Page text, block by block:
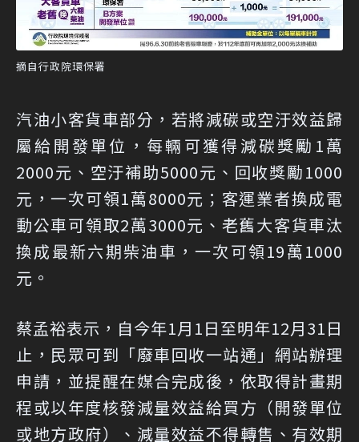
摘自行政院環保署
汽油小客貨車部分，若將減碳或空汙效益歸
屬給開發單位，每輛可獲得減碳獎勵1萬
2000元、空汙補助5000元、回收獎勵1000
元，一次可領1萬8000元；客運業者換成電
動公車可領取2萬3000元、老舊大客貨車汰
換成最新六期柴油車，一次可領19萬1000
元。
蔡孟裕表示，自今年1月1日至明年12月31日
止，民眾可到「廢車回收一站通」網站辦理
申請，並提醒在媒合完成後，依取得計畫期
程或以年度核發減量效益給買方（開發單位
或地方政府）、減量效益不得轉售、有效期